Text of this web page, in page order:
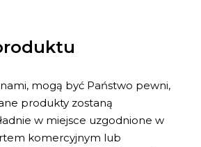
mogą być Państwo pewni,
produkty zostaną
w miejsce uzgodnione w
komercyjnym lub